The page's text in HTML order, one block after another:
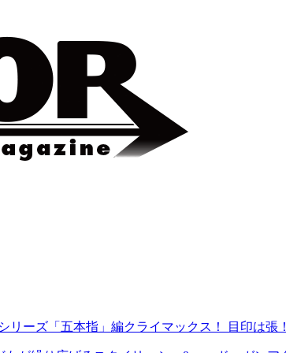
リーズ「五本指」編クライマックス！ 目印は張